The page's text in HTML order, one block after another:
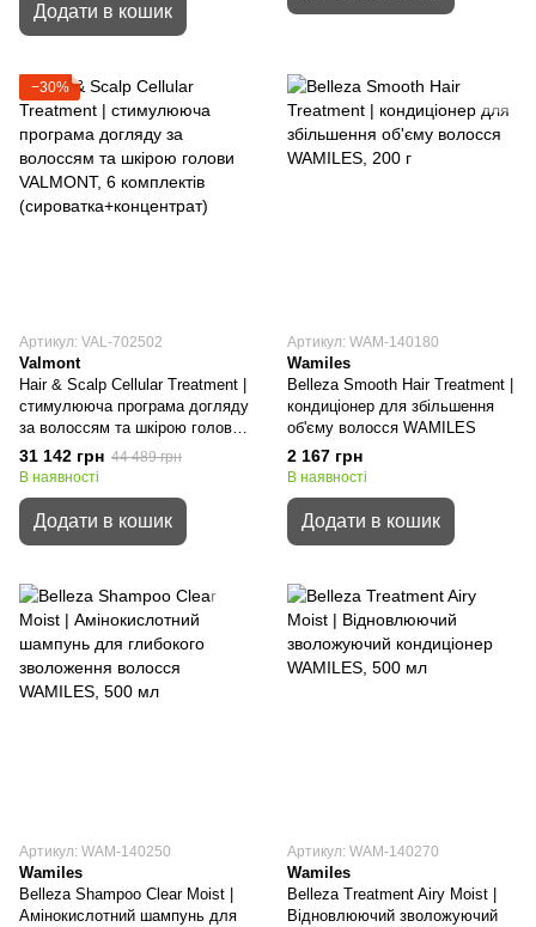
Додати в кошик
−30%
Артикул: VAL-702502
Valmont
Hair & Scalp Cellular Treatment |
стимулююча програма догляду
за волоссям та шкірою голови
VALMONT
31 142 грн 44 489 грн
В наявності
Додати в кошик
Артикул: WAM-140180
Wamiles
Belleza Smooth Hair Treatment |
кондиціонер для збільшення
об'єму волосся WAMILES
2 167 грн
В наявності
Додати в кошик
Артикул: WAM-140250
Wamiles
Belleza Shampoo Clear Moist |
Амінокислотний шампунь для
Артикул: WAM-140270
Wamiles
Belleza Treatment Airy Moist |
Відновлюючий зволожуючий